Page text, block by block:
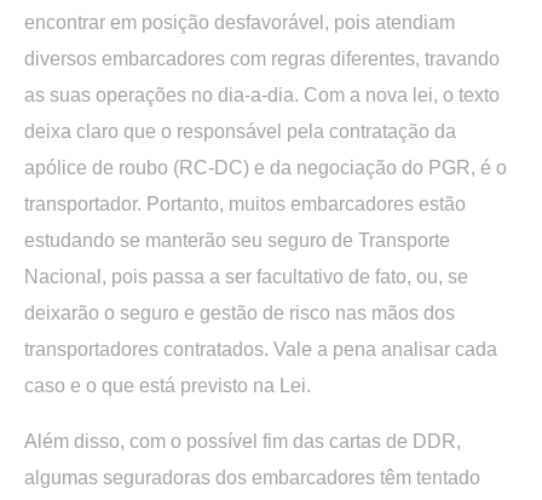
encontrar em posição desfavorável, pois atendiam
diversos embarcadores com regras diferentes, travando
as suas operações no dia-a-dia. Com a nova lei, o texto
deixa claro que o responsável pela contratação da
apólice de roubo (RC-DC) e da negociação do PGR, é o
transportador. Portanto, muitos embarcadores estão
estudando se manterão seu seguro de Transporte
Nacional, pois passa a ser facultativo de fato, ou, se
deixarão o seguro e gestão de risco nas mãos dos
transportadores contratados. Vale a pena analisar cada
caso e o que está previsto na Lei.
Além disso, com o possível fim das cartas de DDR,
algumas seguradoras dos embarcadores têm tentado